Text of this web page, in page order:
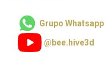
Grupo Whatsapp
@bee.hive3d